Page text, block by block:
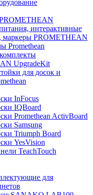
интерактивные
маркеры PROMETHEAN
Promethean
UpgradeKit
для досок и
InFocus
IQBoard
Promethean ActivBoard
Samsung
Triumph Board
YesVision
TeachTouch
для